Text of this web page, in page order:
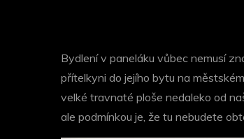
Bydlení v paneláku vůbec nemusí
přítelkyni do jejího bytu na
velké travnaté ploše nedaleko od
ale podmínkou je, že tu nebudete